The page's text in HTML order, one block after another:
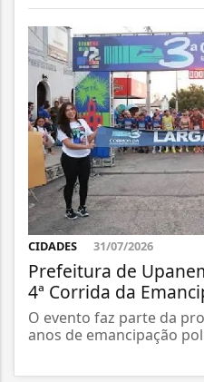
CIDADES 31/07/2026
Prefeitura de
4ª Corrida da
O evento faz parte da
anos de emancipação